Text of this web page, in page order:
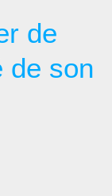
de
de son